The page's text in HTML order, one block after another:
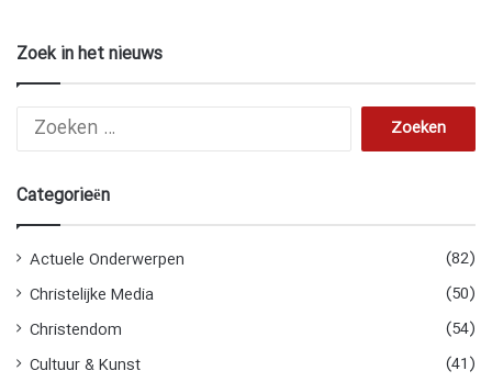
Zoek in het nieuws
Zoeken
Categorieën
Actuele Onderwerpen
(82)
Christelijke Media
(50)
Christendom
(54)
Cultuur & Kunst
(41)